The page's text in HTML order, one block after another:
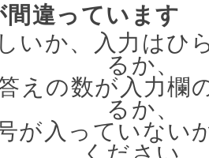
間違っています
いか、入力はひ
るか、
えの数が入力欄
るか、
が入っていない